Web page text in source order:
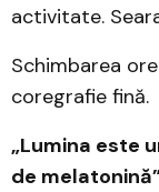
activitate.
Schimbarea
coregrafie fină.
„Lumina este
de